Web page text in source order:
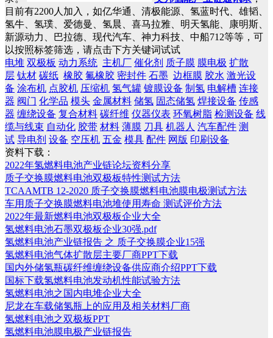
目前有2200人加入，如亿华通、清极能源、氢蓝时代、雄韬、
氢牛、氢璞、爱德曼、氢晨、喜马拉雅、明天氢能、康明斯、
新源动力、巴拉德、现代汽车、神力科技、中船712等等，可
以按照标签筛选，请点击下方关键词试试
电堆 双极板 动力系统 主机厂 催化剂 质子膜 膜电极 扩散
层 钛材 碳纸 橡胶 氟橡胶 密封件 石墨 边框膜 胶水 激光设
备 涂布机 点胶机 压缩机 氢气罐 镀膜设备 制氢 电解槽 连接
器 阀门 化学品 模头 金属材料 储氢 固态储氢 焊接设备 传感
器 缠绕设备 复合材料 碳纤维 仪器仪表 环氧树脂 检测设备 线
缆与线束 自动化 胶带 材料 薄膜 刀具 机器人 汽车配件 测
试 导电剂 设备 空压机 五金 模具 配件 网版 印刷设备
资料下载：
2022年氢燃料电池产业链论坛资料分享
质子交换膜燃料电池双极板特性测试方法
TCAAMTB 12-2020 质子交换膜燃料电池膜电极测试方法
车用质子交换膜燃料电池堆使用寿命 测试评价方法
2022年最新燃料电池双极板企业大全
氢燃料电池石墨双极板企业30强.pdf
氢燃料电池产业链报告 之 质子交换膜企业15强
氢燃料电池气体扩散层主要厂商PPT下载
国内外储氢瓶碳纤维缠绕设备供应商介绍PPT下载
国标下载氢燃料电池发动机性能试验方法
氢燃料电池之国内电堆企业大全
尼龙在车载储氢瓶上的应用及相关材料厂商
氢燃料电池之双极板PPT
氢燃料电池膜电极产业链报告